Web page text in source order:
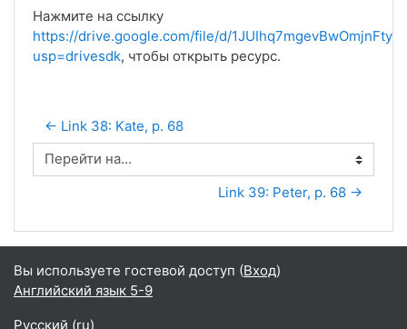
Нажмите на ссылку
https://drive.google.com/file/d/
usp=drivesdk, чтобы открыть ресурс.
← Link 38: Kate, p. 68
Перейти на...
Link 39: Peter, p. 68 →
Вы используете гостевой доступ (Вход)
Английский язык 5-9
Русский ‎(ru)‎